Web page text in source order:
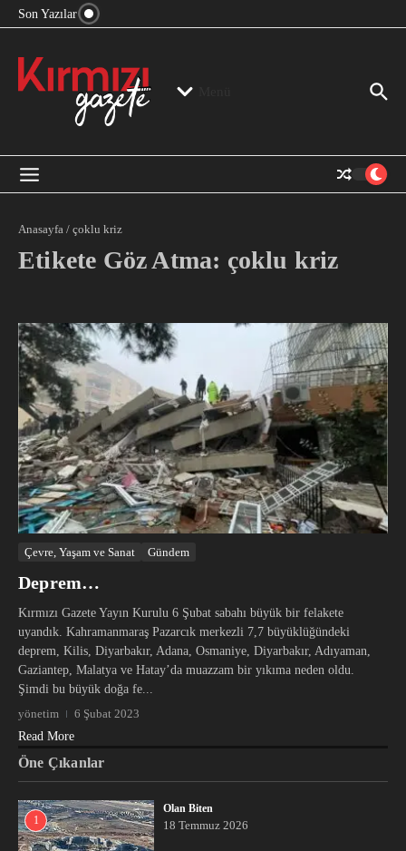
İçeriğe atla
Son Yazılar
“Mutlak Butlan” ve Bir Kez Daha Rejimin “Kendinden
Anasayfa / çoklu kriz
Etikete Göz Atma: çoklu kriz
Çevre, Yaşam ve Sanat Gündem
Deprem…
Kırmızı Gazete Yayın Kurulu 6 Şubat sabahı büyük bir felakete
uyandık. Kahramanmaraş Pazarcık merkezli 7,7 büyüklüğündeki
deprem, Kilis, Diyarbakır, Adana, Osmaniye, Diyarbakır, Adıyaman,
Gaziantep, Malatya ve Hatay’da muazzam bir yıkıma neden oldu.
Şimdi bu büyük doğa fe...
yönetim
6 Şubat 2023
Read More
Öne Çıkanlar
1
Olan Biten
18 Temmuz 2026